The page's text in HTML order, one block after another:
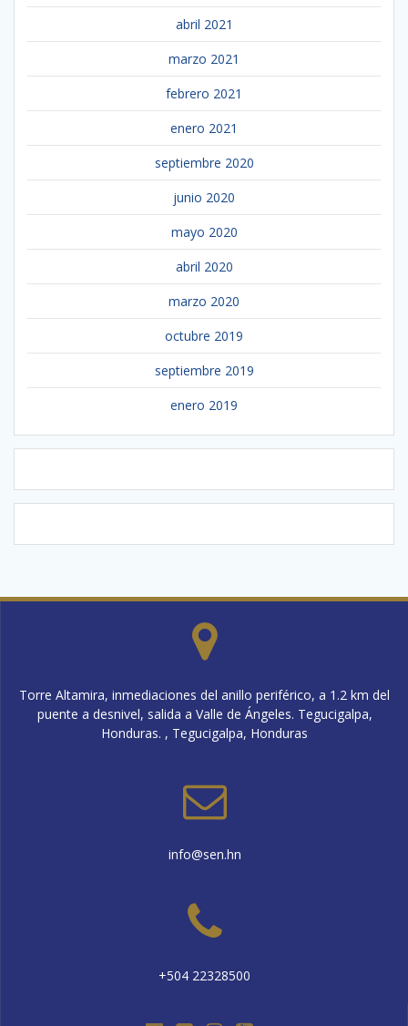
abril 2021
marzo 2021
febrero 2021
enero 2021
septiembre 2020
junio 2020
mayo 2020
abril 2020
marzo 2020
octubre 2019
septiembre 2019
enero 2019
Torre Altamira, inmediaciones del anillo periférico, a 1.2 km del
puente a desnivel, salida a Valle de Ángeles. Tegucigalpa,
Honduras. , Tegucigalpa, Honduras
info@sen.hn
+504 22328500